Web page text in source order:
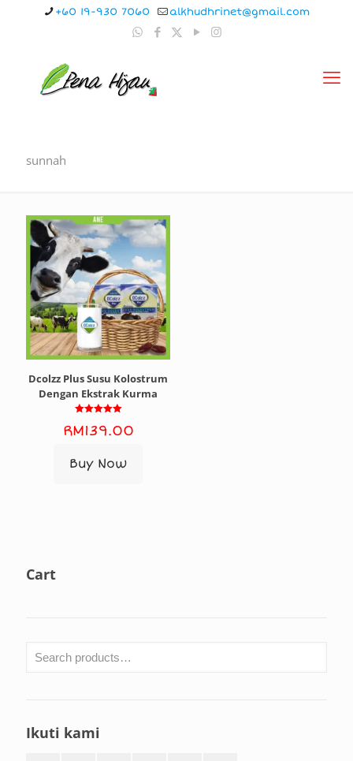
+60 19-930 7060 alkhudhrinet@gmail.com
sunnah
Dcolzz Plus Susu Kolostrum
Dengan Ekstrak Kurma
5.00
out of 5
RM139.00
Buy Now
Cart
Ikuti kami